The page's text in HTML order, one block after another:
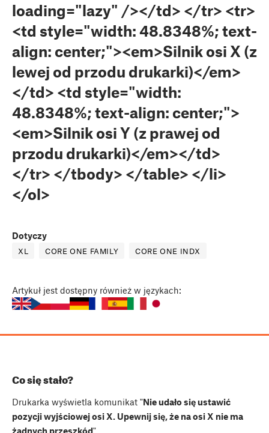
loading="lazy" /></td> </tr> <tr>
<td style="width: 48.8348%; text-
align: center;"><em>Silnik osi X (z
lewej od przodu drukarki)</em>
</td> <td style="width:
48.8348%; text-align: center;">
<em>Silnik osi Y (z prawej od
przodu drukarki)</em></td>
</tr> </tbody> </table> </li>
</ol>
Dotyczy
XL CORE ONE FAMILY CORE ONE INDX
Artykuł jest dostępny również w językach:
Co się stało?
Drukarka wyświetla komunikat "Nie udało się ustawić
pozycji wyjściowej osi X. Upewnij się, że na osi X nie ma
żadnych przeszkód".